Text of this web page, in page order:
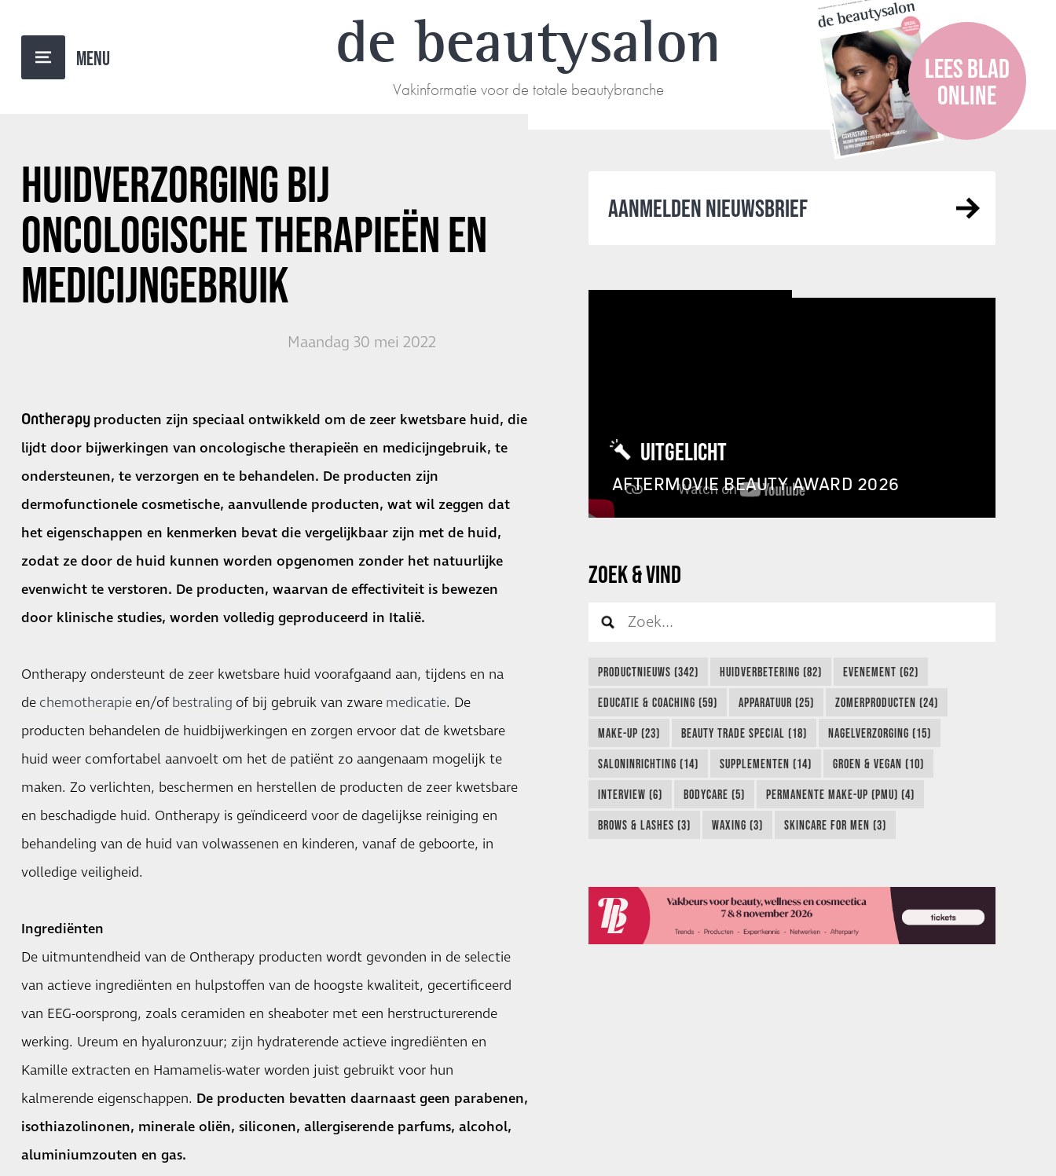
de beautysalon
Vakinformatie voor de totale beautybranche
LEES BLAD
ONLINE
HUIDVERZORGING BIJ
ONCOLOGISCHE THERAPIEËN EN
MEDICIJNGEBRUIK
Maandag 30 mei 2022
Ontherapy producten zijn speciaal ontwikkeld om de zeer kwetsbare huid, die
lijdt door bijwerkingen van oncologische therapieën en medicijngebruik, te
ondersteunen, te verzorgen en te behandelen. De producten zijn
dermofunctionele cosmetische, aanvullende producten, wat wil zeggen dat
het eigenschappen en kenmerken bevat die vergelijkbaar zijn met de huid,
zodat ze door de huid kunnen worden opgenomen zonder het natuurlijke
evenwicht te verstoren. De producten, waarvan de effectiviteit is bewezen
door klinische studies, worden volledig geproduceerd in Italië.
Ontherapy ondersteunt de zeer kwetsbare huid voorafgaand aan, tijdens en na
de chemotherapieen/ofbestraling of bij gebruik van zware medicatie. De
producten behandelen de huidbijwerkingen en zorgen ervoor dat de kwetsbare
huid weer comfortabel aanvoelt om het de patiënt zo aangenaam mogelijk te
maken. Zo verlichten, beschermen en herstellen de producten de zeer kwetsbare
en beschadigde huid. Ontherapy is geïndiceerd voor de dagelijkse reiniging en
behandeling van de huid van volwassenen en kinderen, vanaf de geboorte, in
volledige veiligheid.
Ingrediënten
De uitmuntendheid van de Ontherapy producten wordt gevonden in de selectie
van actieve ingrediënten en hulpstoffen van de hoogste kwaliteit, gecertificeerd
van EEG-oorsprong, zoals ceramiden en sheaboter met een herstructurerende
werking. Ureum en hyaluronzuur; zijn hydraterende actieve ingrediënten en
Kamille extracten en Hamamelis-water worden juist gebruikt voor hun
kalmerende eigenschappen. De producten bevatten daarnaast geen parabenen,
isothiazolinonen, minerale oliën, siliconen, allergiserende parfums, alcohol,
aluminiumzouten en gas.
AANMELDEN NIEUWSBRIEF
UITGELICHT
AFTERMOVIE BEAUTY AWARD 2026
ZOEK & VIND
PRODUCTNIEUWS (342) HUIDVERBETERING (82) EVENEMENT (62)
EDUCATIE & COACHING (59) APPARATUUR (25) ZOMERPRODUCTEN (24)
MAKE-UP (23) BEAUTY TRADE SPECIAL (18) NAGELVERZORGING (15)
SALONINRICHTING (14) SUPPLEMENTEN (14) GROEN & VEGAN (10)
INTERVIEW (6) BODYCARE (5) PERMANENTE MAKE-UP (PMU) (4)
BROWS & LASHES (3) WAXING (3) SKINCARE FOR MEN (3)